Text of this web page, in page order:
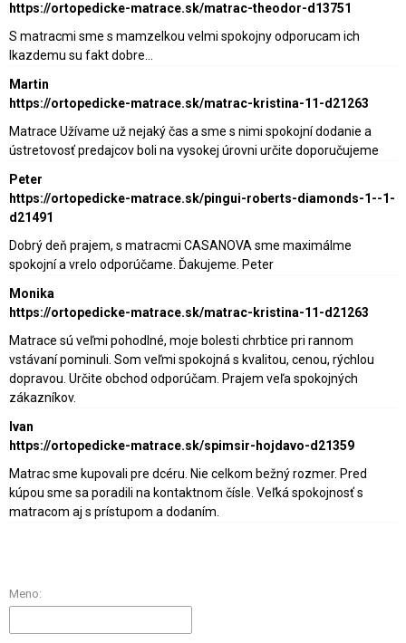
https://ortopedicke-matrace.sk/matrac-theodor-d13751
S matracmi sme s mamzelkou velmi spokojny odporucam ich
lkazdemu su fakt dobre…
Martin
https://ortopedicke-matrace.sk/matrac-kristina-11-d21263
Matrace Užívame už nejaký čas a sme s nimi spokojní dodanie a
ústretovosť predajcov boli na vysokej úrovni určite doporučujeme
Peter
https://ortopedicke-matrace.sk/pingui-roberts-diamonds-1--1-
d21491
Dobrý deň prajem, s matracmi CASANOVA sme maximálme
spokojní a vrelo odporúčame. Ďakujeme. Peter
Monika
https://ortopedicke-matrace.sk/matrac-kristina-11-d21263
Matrace sú veľmi pohodlné, moje bolesti chrbtice pri rannom
vstávaní pominuli. Som veľmi spokojná s kvalitou, cenou, rýchlou
dopravou. Určite obchod odporúčam. Prajem veľa spokojných
zákazníkov.
Ivan
https://ortopedicke-matrace.sk/spimsir-hojdavo-d21359
Matrac sme kupovali pre dcéru. Nie celkom bežný rozmer. Pred
kúpou sme sa poradili na kontaktnom čísle. Veľká spokojnosť s
matracom aj s prístupom a dodaním.
Meno: